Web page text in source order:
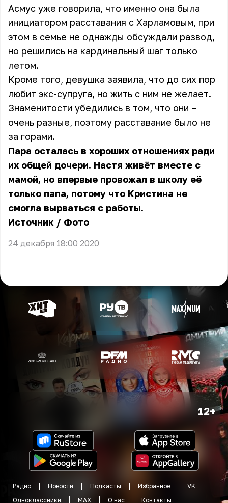
Асмус уже говорила, что именно она была
инициатором расставания с Харламовым, при
этом в семье не однажды обсуждали развод,
но решились на кардинальный шаг только
летом.
Кроме того, девушка заявила, что до сих пор
любит экс-супруга, но жить с ним не желает.
Знаменитости убедились в том, что они –
очень разные, поэтому расставание было не
за горами.
Пара осталась в хороших отношениях ради
их общей дочери. Настя живёт вместе с
мамой, но впервые провожал в школу её
только папа, потому что Кристина не
смогла вырваться с работы.
Источник / Фото
24 декабря 18:00 2020
12+
Радио Новости Подкасты Избранное
VK
Одноклассники
MAX О нас Контакты